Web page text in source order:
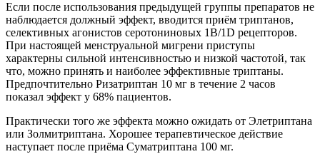
Если после использования предыдущей группы препаратов не
наблюдается должный эффект, вводится приём триптанов,
селективных агонистов серотониновых 1B/1D рецепторов.
При настоящей менструальной мигрени приступы
характерны сильной интенсивностью и низкой частотой, так
что, можно принять и наиболее эффективные триптаны.
Предпочтительно Ризатриптан 10 мг в течение 2 часов
показал эффект у 68% пациентов.
Практически того же эффекта можно ожидать от Элетриптана
или Золмитриптана. Хорошее терапевтическое действие
наступает после приёма Суматриптана 100 мг.